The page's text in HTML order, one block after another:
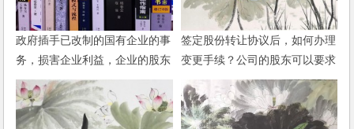
政府插手已改制的国有企业的事
务，损害企业利益，企业的股东
如何保障权益？
签定股份转让协议后，如何办理
变更手续？公司的股东可以要求
公司支付工资吗？